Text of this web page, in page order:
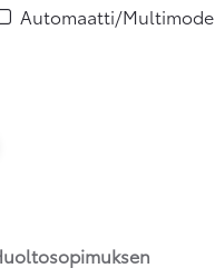
Automaatti/Multimode